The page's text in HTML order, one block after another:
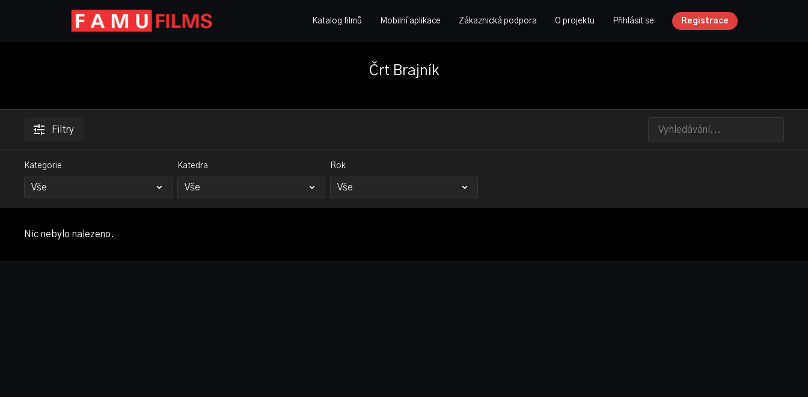
Katalog filmů Mobilní aplikace Zákaznická podpora O projektu Přihlásit se Registrace
Črt Brajník
Filtry
Kategorie Katedra Rok
Nic nebylo nalezeno.